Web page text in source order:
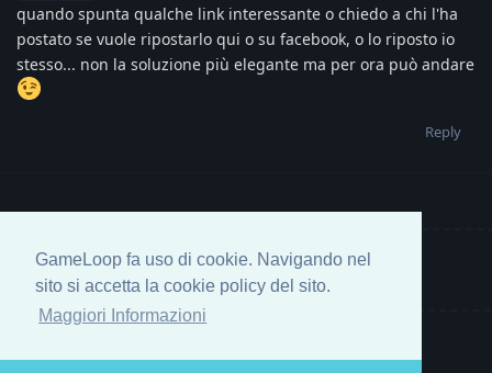
GameLoop fa uso di cookie. Navigando nel
sito si accetta la cookie policy del sito.
Maggiori Informazioni
quando spunta qualche link interessante o chiedo a chi l'ha
postato se vuole ripostarlo qui o su facebook, o lo riposto io
stesso... non la soluzione più elegante ma per ora può andare
Reply
Write a Reply...